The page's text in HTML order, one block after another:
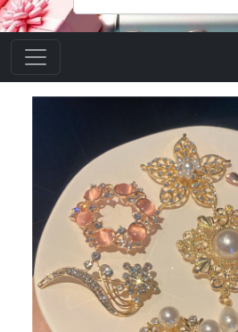
Suchen
nach: